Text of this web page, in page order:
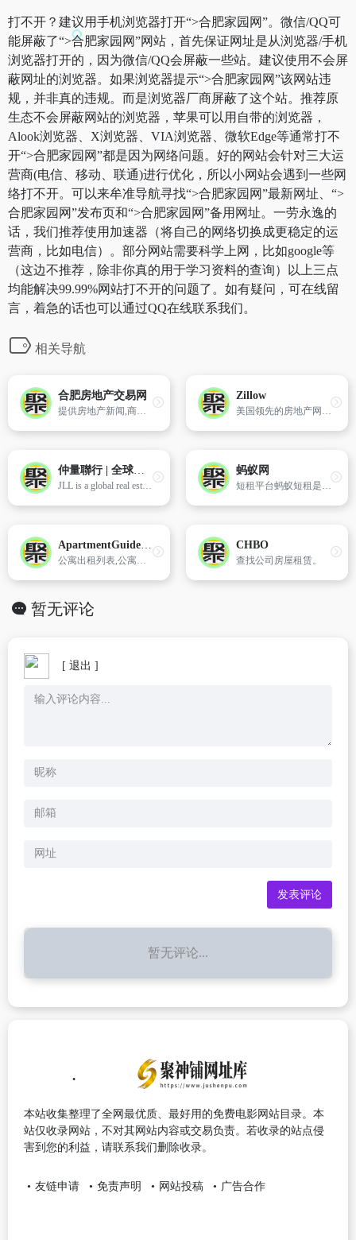
打不开？建议用手机浏览器打开“>合肥家园网”。微信/QQ可
能屏蔽了“>合肥家园网”网站，首先保证网址是从浏览器/手机
浏览器打开的，因为微信/QQ会屏蔽一些站。建议使用不会屏
蔽网址的浏览器。如果浏览器提示“>合肥家园网”该网站违
规，并非真的违规。而是浏览器厂商屏蔽了这个站。推荐原
生态不会屏蔽网站的浏览器，苹果可以用自带的浏览器，
Alook浏览器、X浏览器、VIA浏览器、微软Edge等通常打不
开“>合肥家园网”都是因为网络问题。好的网站会针对三大运
营商(电信、移动、联通)进行优化，所以小网站会遇到一些网
络打不开。可以来牟准导航寻找“>合肥家园网”最新网址、“>
合肥家园网”发布页和“>合肥家园网”备用网址。一劳永逸的
话，我们推荐使用加速器（将自己的网络切换成更稳定的运
营商，比如电信）。部分网站需要科学上网，比如google等
（这边不推荐，除非你真的用于学习资料的查询）以上三点
均能解决99.99%网站打不开的问题了。如有疑问，可在线留
言，着急的话也可以通过QQ在线联系我们。
相关导航
合肥房地产交易网
提供房地产新闻,商品房,二手房,租赁,家居,建材等信息。
Zillow
美国领先的房地产网站,提供房屋出售、房屋租赁、房屋估价、抵押贷款、房地产经纪人搜索及更多。
仲量聯行 | 全球商業房地產服務 | 投資管理
JLL is a global real estate services firm specialising in commercial property and investment management, providing services for real estate owners, occupiers and investors worldwide
蚂蚁网
短租平台蚂蚁短租是中国首个短租平台,是赶集旗下的核心电商平台。蚂蚁短租的房源分部中国全部的旅游,商务城市,为中国短租人士提供温馨,可靠,超值的在线服务。
ApartmentGuide.com
公寓出租列表,公寓全国范围指南,寻找室友的信息。
CHBO
查找公司房屋租赁。
暂无评论
[ 退出 ]
暂无评论...
本站收集整理了全网最优质、最好用的免费电影网站目录。本
站仅收录网站，不对其网站内容或交易负责。若收录的站点侵
害到您的利益，请联系我们删除收录。
友链申请 免责声明 网站投稿 广告合作